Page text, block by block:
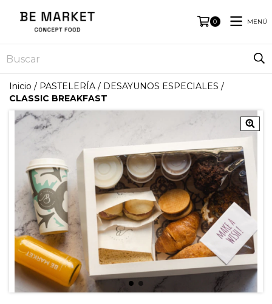
0 MENÚ
Inicio / PASTELERÍA / DESAYUNOS ESPECIALES /
CLASSIC BREAKFAST